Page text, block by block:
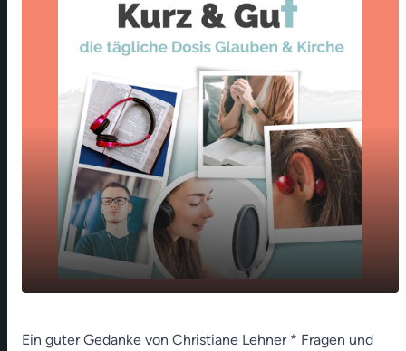
play_arrow
Ein guter Gedanke von Christiane Lehner * Fragen und